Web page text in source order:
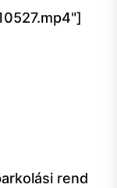
rend